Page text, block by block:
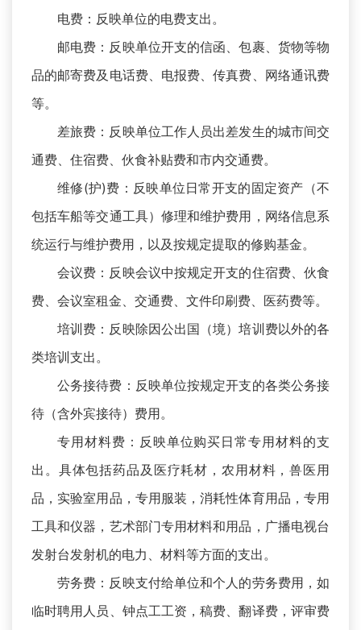
电费：反映单位的电费支出。
邮电费：反映单位开支的信函、包裹、货物等物
品的邮寄费及电话费、电报费、传真费、网络通讯费
等。
差旅费：反映单位工作人员出差发生的城市间交
通费、住宿费、伙食补贴费和市内交通费。
维修(护)费：反映单位日常开支的固定资产（不
包括车船等交通工具）修理和维护费用，网络信息系
统运行与维护费用，以及按规定提取的修购基金。
会议费：反映会议中按规定开支的住宿费、伙食
费、会议室租金、交通费、文件印刷费、医药费等。
培训费：反映除因公出国（境）培训费以外的各
类培训支出。
公务接待费：反映单位按规定开支的各类公务接
待（含外宾接待）费用。
专用材料费：反映单位购买日常专用材料的支
出。具体包括药品及医疗耗材，农用材料，兽医用
品，实验室用品，专用服装，消耗性体育用品，专用
工具和仪器，艺术部门专用材料和用品，广播电视台
发射台发射机的电力、材料等方面的支出。
劳务费：反映支付给单位和个人的劳务费用，如
临时聘用人员、钟点工工资，稿费、翻译费，评审费